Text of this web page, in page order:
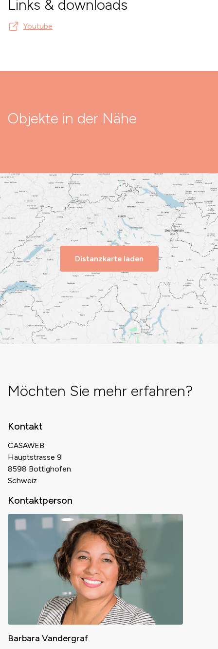
Links & downloads
Youtube
Objekte in der Nähe
Distanzkarte laden
Möchten Sie mehr erfahren?
Kontakt
CASAWEB
Hauptstrasse 9
8598 Bottighofen
Schweiz
Kontaktperson
Barbara Vandergraf